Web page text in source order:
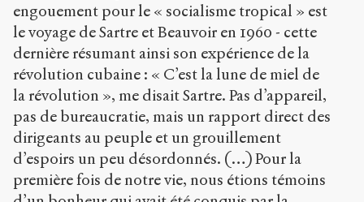
engouement pour le « socialisme tropical » est
le voyage de Sartre et Beauvoir en 1960 - cette
dernière résumant ainsi son expérience de la
révolution cubaine : « C’est la lune de miel de
la révolution », me disait Sartre. Pas d’appareil,
pas de bureaucratie, mais un rapport direct des
dirigeants au peuple et un grouillement
d’espoirs un peu désordonnés. (…) Pour la
première fois de notre vie, nous étions témoins